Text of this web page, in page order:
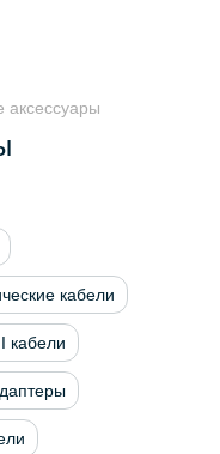
аксессуары
кабели
кабели